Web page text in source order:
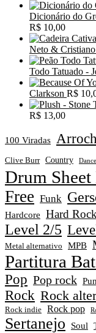
Dicionário do
R$ 10,00
Neto & Cristiano
Todo Tatuado -
Clarkson R$
R$ 13,00
100 Viradas
Clive Burr Country Dance
Drum
Free Funk
Hardcore Hard Rock
Level 2/5
Metal alternativo MPB
Partitura
Pop Pop rock
Rock Rock
Rock indie Rock pop
Sertanejo Soul